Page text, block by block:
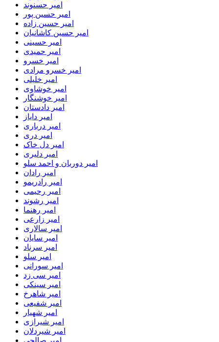
امیر حسنوند
امیر حسین پور
امیر حسین زاده
امیر حسین کاشانیان
امیر حسینی
امیر حمیدی
امیر خسرو
امیر خسرو مرادی
امیر خلیلی
امیر خوشاوی
امیر خوشنگار
امیر دادستان
امیر دایاز
امیر درباری
امیر دری
امیر دل خاک
امیر دلیری
امیر دوربان و احمد سلو
امیر رادان
امیر رادریمو
امیر رحیمی
امیر رشوند
امیر رهنما
امیر زارعی
امیر سالاری
امیر سایان
امیر سرناد
امیر سلو
امیر سورانی
امیر سی زد
امیر سینکی
امیر شاهرخ
امیر شفیعی
امیر شهیار
امیر شیرازی
امیر شیردلان
امیر صالحی